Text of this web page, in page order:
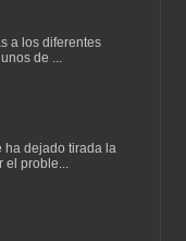
a los diferentes
de ...
ha dejado tirada la
proble...